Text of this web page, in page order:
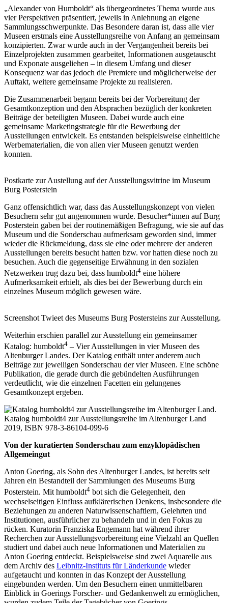
„Alexander von Humboldt“ als übergeordnetes Thema wurde aus
vier Perspektiven präsentiert, jeweils in Anlehnung an eigene
Sammlungsschwerpunkte. Das Besondere daran ist, dass alle vier
Museen erstmals eine Ausstellungsreihe von Anfang an gemeinsam
konzipierten. Zwar wurde auch in der Vergangenheit bereits bei
Einzelprojekten zusammen gearbeitet, Informationen ausgetauscht
und Exponate ausgeliehen – in diesem Umfang und dieser
Konsequenz war das jedoch die Premiere und möglicherweise der
Auftakt, weitere gemeinsame Projekte zu realisieren.
Die Zusammenarbeit begann bereits bei der Vorbereitung der
Gesamtkonzeption und den Absprachen bezüglich der konkreten
Beiträge der beteiligten Museen. Dabei wurde auch eine
gemeinsame Marketingstrategie für die Bewerbung der
Ausstellungen entwickelt. Es entstanden beispielsweise einheitliche
Werbematerialien, die von allen vier Museen genutzt werden
konnten.
Postkarte zur Austellung auf der Ausstellungsvitrine im Museum
Burg Posterstein
Ganz offensichtlich war, dass das Ausstellungskonzept von vielen
Besuchern sehr gut angenommen wurde. Besucher*innen auf Burg
Posterstein gaben bei der routinemäßigen Befragung, wie sie auf das
Museum und die Sonderschau aufmerksam geworden sind, immer
wieder die Rückmeldung, dass sie eine oder mehrere der anderen
Ausstellungen bereits besucht hatten bzw. vor hatten diese noch zu
besuchen. Auch die gegenseitige Erwähnung in den sozialen
Netzwerken trug dazu bei, dass humboldt4 eine höhere
Aufmerksamkeit erhielt, als dies bei der Bewerbung durch ein
einzelnes Museum möglich gewesen wäre.
Screenshot Twieet des Museums Burg Postersteins zur Ausstellung.
Weiterhin erschien parallel zur Ausstellung ein gemeinsamer
Katalog: humboldt4 – Vier Ausstellungen in vier Museen des
Altenburger Landes. Der Katalog enthält unter anderem auch
Beiträge zur jeweiligen Sonderschau der vier Museen. Eine schöne
Publikation, die gerade durch die gebündelten Ausführungen
verdeutlicht, wie die einzelnen Facetten ein gelungenes
Gesamtkonzept ergeben.
Katalog humboldt4 zur Ausstellungsreihe im Altenburger Land
2019, ISBN 978-3-86104-099-6
Von der kuratierten Sonderschau zum enzyklopädischen
Allgemeingut
Anton Goering, als Sohn des Altenburger Landes, ist bereits seit
Jahren ein Bestandteil der Sammlungen des Museums Burg
Posterstein. Mit humboldt4 bot sich die Gelegenheit, den
wechselseitigen Einfluss aufklärerischen Denkens, insbesondere die
Beziehungen zu anderen Naturwissenschaftlern, Gelehrten und
Institutionen, ausführlicher zu behandeln und in den Fokus zu
rücken. Kuratorin Franziska Engemann hat während ihrer
Recherchen zur Ausstellungsvorbereitung eine Vielzahl an Quellen
studiert und dabei auch neue Informationen und Materialien zu
Anton Goering entdeckt. Beispielsweise sind zwei Aquarelle aus
dem Archiv des Leibnitz-Instituts für Länderkunde wieder
aufgetaucht und konnten in das Konzept der Ausstellung
eingebunden werden. Um den Besuchern einen unmittelbaren
Einblick in Goerings Forscher- und Gedankenwelt zu ermöglichen,